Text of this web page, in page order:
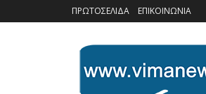
ΠΡΩΤΟΣΕΛΙΔΑ ΕΠΙΚΟΙΝΩΝΙΑ